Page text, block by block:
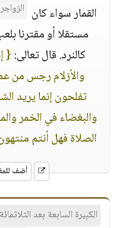
القمار سواء كان
مستقلا أو مقترنا
كالنرد. قال تعالى:{
والأزلام رجس من
تفلحون إنما يريد
والبغضاء في الخمر
الصلاة فهل أنتم
أضف
الكبيرة السابعة بعد الثلاثمائة